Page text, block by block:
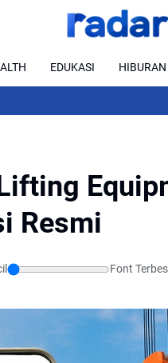
EDUKASI HIBURAN
Resmi
Font